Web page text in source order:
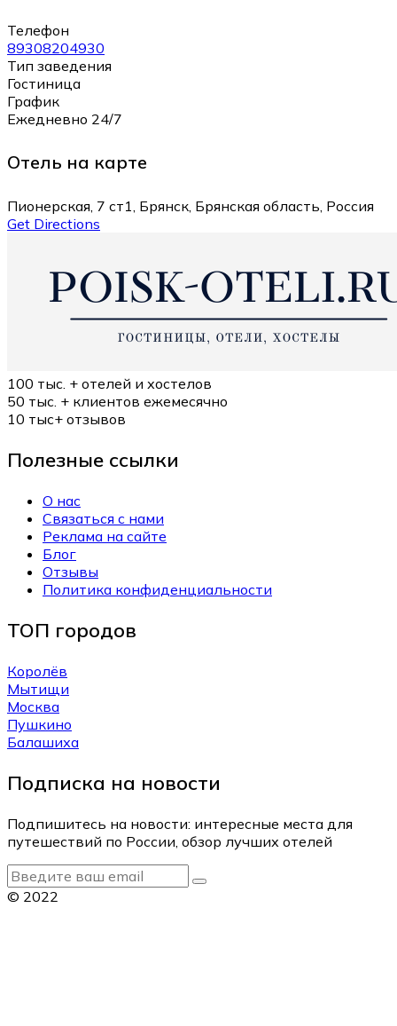
Телефон
89308204930
Тип заведения
Гостиница
График
Ежедневно 24/7
Отель на карте
Пионерская, 7 ст1, Брянск, Брянская область, Россия
Get Directions
100 тыс. + отелей и хостелов
50 тыс. + клиентов ежемесячно
10 тыс+ отзывов
Полезные ссылки
О нас
Связаться с нами
Реклама на сайте
Блог
Отзывы
Политика конфиденциальности
ТОП городов
Королёв
Мытищи
Москва
Пушкино
Балашиха
Подписка на новости
Подпишитесь на новости: интересные места для
путешествий по России, обзор лучших отелей
© 2022